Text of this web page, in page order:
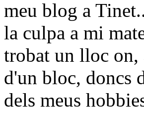
meu blog a
la culpa a mi
trobat un lloc on,
d'un bloc, doncs
dels meus